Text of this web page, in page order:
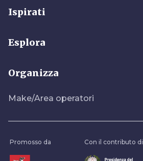
Ispirati
Esplora
Organizza
Make/Area operatori
Promosso da Con il contributo di